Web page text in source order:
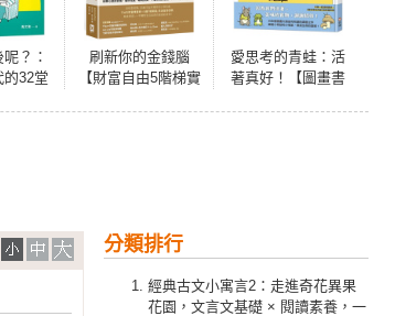
？：
的32堂
刷新你的金錢腦
【財富自由5階梯實
愛思考的青蛙：活
著真好！【圖畫書
分類排行
經典古文小寓言2：走進奇花異果
花園，文言文基礎 × 閱讀素養，一